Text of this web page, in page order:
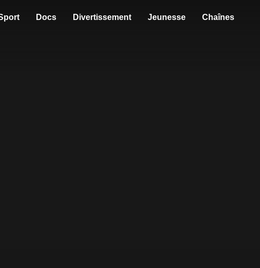
Docs Divertissement Jeunesse Chaînes